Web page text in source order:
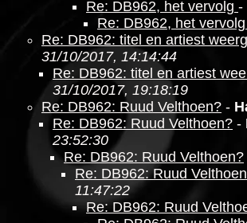
Re: DB962, het vervolg -
Re: DB962, het vervolg
Re: DB962: titel en artiest
31/10/2017, 14:14:44
Re: DB962: titel en artiest
31/10/2017, 19:18:19
Re: DB962: Ruud Velthoen? -
Re: DB962: Ruud Velthoen? -
23:52:30
Re: DB962: Ruud Velthoen?
Re: DB962: Ruud
11:47:22
Re: DB962: Ruud